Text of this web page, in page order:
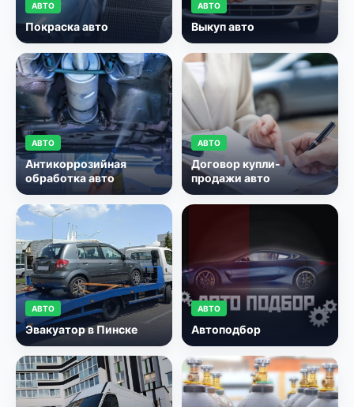
АВТО
Покраска авто
АВТО
Выкуп авто
АВТО
Антикоррозийная
обработка авто
АВТО
Договор купли-
продажи авто
АВТО
Эвакуатор в Пинске
АВТО
Автоподбор